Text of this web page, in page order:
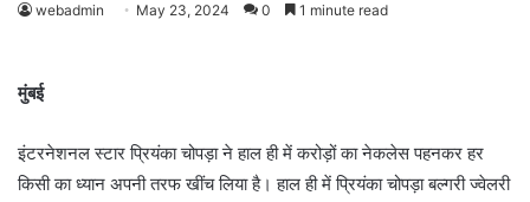
webadmin May 23, 2024 0 1 minute read
मुंबई
इंटरनेशनल स्टार प्रियंका चोपड़ा ने हाल ही में करोड़ों का नेकलेस पहनकर हर
किसी का ध्यान अपनी तरफ खींच लिया है। हाल ही में प्रियंका चोपड़ा बल्गरी ज्वेलरी